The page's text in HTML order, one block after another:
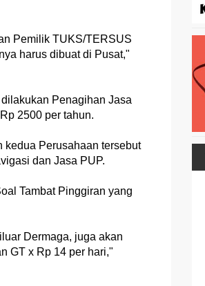
Pemilik TUKS/TERSUS
harus dibuat di Pusat,"
Penagihan Jasa
2500 per tahun.
kedua Perusahaan tersebut
dan Jasa PUP.
Tambat Pinggiran yang
Dermaga, juga akan
GT x Rp 14 per hari,"